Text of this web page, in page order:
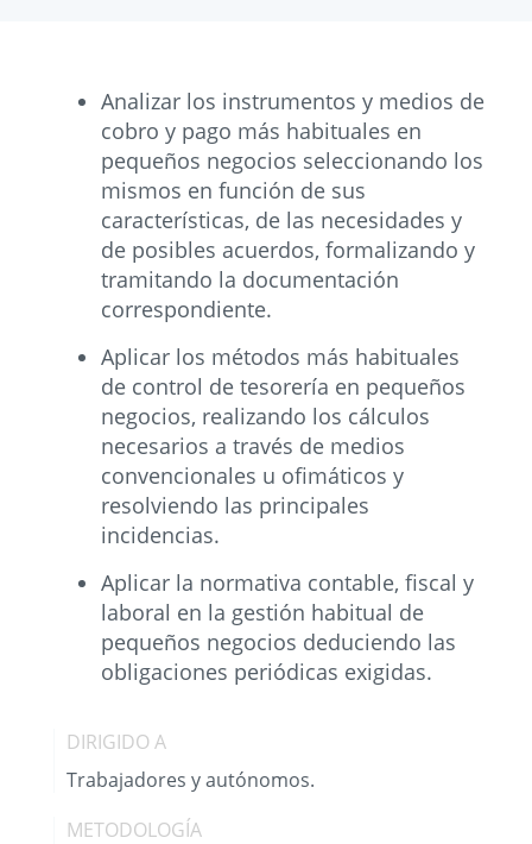
Analizar los instrumentos y medios de
cobro y pago más habituales en
pequeños negocios seleccionando los
mismos en función de sus
características, de las necesidades y
de posibles acuerdos, formalizando y
tramitando la documentación
correspondiente.
Aplicar los métodos más habituales
de control de tesorería en pequeños
negocios, realizando los cálculos
necesarios a través de medios
convencionales u ofimáticos y
resolviendo las principales
incidencias.
Aplicar la normativa contable, fiscal y
laboral en la gestión habitual de
pequeños negocios deduciendo las
obligaciones periódicas exigidas.
DIRIGIDO A
Trabajadores y autónomos.
METODOLOGÍA